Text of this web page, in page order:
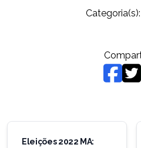
Categoria(s):
Navegação
Eleições 2022 MA: